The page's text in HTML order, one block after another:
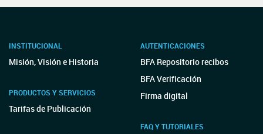
INSTITUCIONAL
Misión, Visión e Historia
PRODUCTOS Y SERVICIOS
Tarifas de Publicación
AUTENTICACIONES
BFA Repositorio recibos
BFA Verificación
Firma digital
FAQ Y TUTORIALES